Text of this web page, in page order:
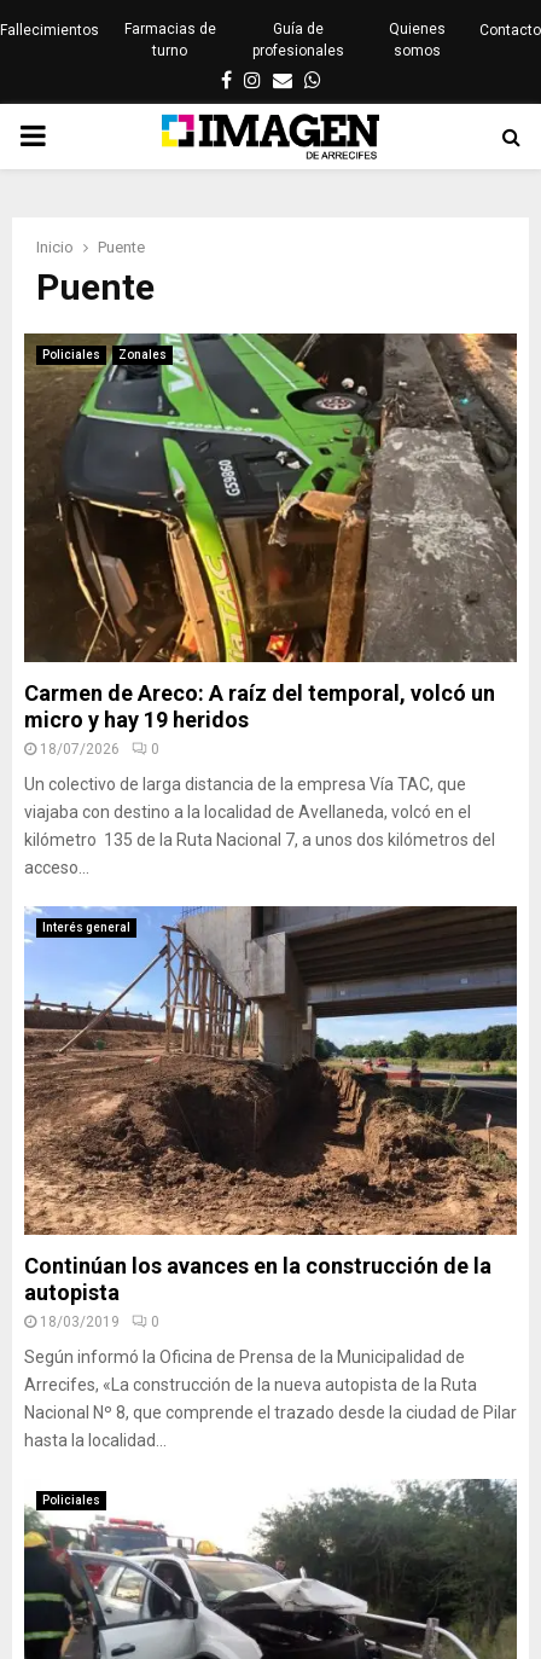
Fallecimientos
Farmacias de
turno
Guía de
profesionales
Quienes
somos
Contacto
Facebook
Instagram
EmailWhatsapp
PRIMARY
Inicio Puente
Puente
Policiales Zonales
Carmen de Areco: A raíz del temporal, volcó un
micro y hay 19 heridos
18/07/2026 0
Un colectivo de larga distancia de la empresa Vía TAC, que
viajaba con destino a la localidad de Avellaneda, volcó en el
kilómetro 135 de la Ruta Nacional 7, a unos dos kilómetros del
acceso...
Interés general
Continúan los avances en la construcción de la
autopista
18/03/2019 0
Según informó la Oficina de Prensa de la Municipalidad de
Arrecifes, «La construcción de la nueva autopista de la Ruta
Nacional Nº 8, que comprende el trazado desde la ciudad de Pilar
hasta la localidad...
Policiales